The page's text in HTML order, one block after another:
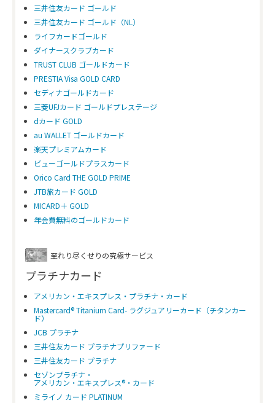
三井住友カード ゴールド
三井住友カード ゴールド（NL）
ライフカードゴールド
ダイナースクラブカード
TRUST CLUB ゴールドカード
PRESTIA Visa GOLD CARD
セディナゴールドカード
三菱UFJカード ゴールドプレステージ
dカード GOLD
au WALLET ゴールドカード
楽天プレミアムカード
ビューゴールドプラスカード
Orico Card THE GOLD PRIME
JTB旅カード GOLD
MICARD＋ GOLD
年会費無料のゴールドカード
至れり尽くせりの究極サービス
プラチナカード
アメリカン・エキスプレス・プラチナ・カード
Mastercard® Titanium Card- ラグジュアリーカード（チタンカー
ド）
JCB プラチナ
三井住友カード プラチナプリファード
三井住友カード プラチナ
セゾンプラチナ・
アメリカン・エキスプレス®・カード
ミライノ カード PLATINUM